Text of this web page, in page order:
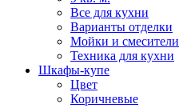
Все для кухни
Варианты отделки
Мойки и смесители
Техника для кухни
Шкафы-купе
Цвет
Коричневые